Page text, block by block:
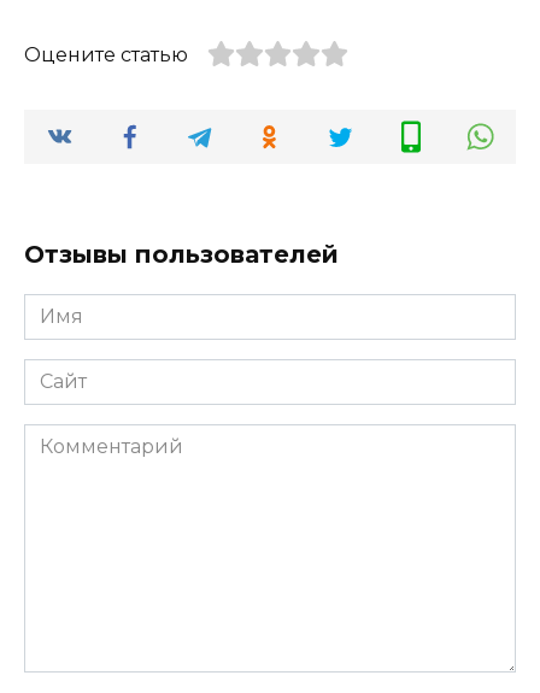
Оцените статью
Отзывы пользователей
Имя
*
Сайт
Комментарий